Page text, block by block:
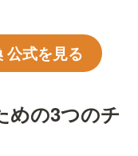
公式を見る
めの3つのチ